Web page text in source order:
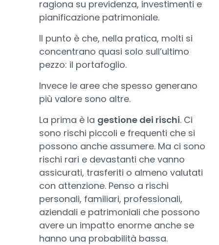
ragiona su previdenza, investimenti e
pianificazione patrimoniale.
Il punto è che, nella pratica, molti si
concentrano quasi solo sull’ultimo
pezzo: il portafoglio.
Invece le aree che spesso generano
più valore sono altre.
La prima è la gestione dei rischi. Ci
sono rischi piccoli e frequenti che si
possono anche assumere. Ma ci sono
rischi rari e devastanti che vanno
assicurati, trasferiti o almeno valutati
con attenzione. Penso a rischi
personali, familiari, professionali,
aziendali e patrimoniali che possono
avere un impatto enorme anche se
hanno una probabilità bassa.